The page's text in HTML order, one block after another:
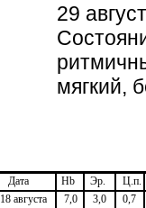
29
мягкий,
Дата Hb Эр.
Ц.п.
18 августа
7,0 3,0
0,7